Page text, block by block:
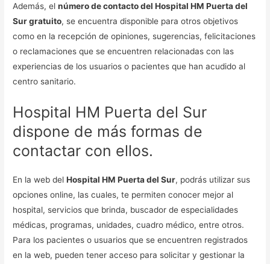
Además, elnúmero de contacto del Hospital HM Puerta del
Sur gratuito, se encuentra disponible para otros objetivos
como en la recepción de opiniones, sugerencias, felicitaciones
o reclamaciones que se encuentren relacionadas con las
experiencias de los usuarios o pacientes que han acudido al
centro sanitario.
Hospital HM Puerta del Sur
dispone de más formas de
contactar con ellos.
En la web delHospital HM Puerta del Sur, podrás utilizar sus
opciones online, las cuales, te permiten conocer mejor al
hospital, servicios que brinda, buscador de especialidades
médicas, programas, unidades, cuadro médico, entre otros.
Para los pacientes o usuarios que se encuentren registrados
en la web, pueden tener acceso para solicitar y gestionar la